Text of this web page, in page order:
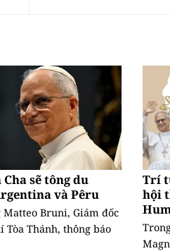
sẽ tông du
và Pêru
Matteo Bruni, Giám đốc
Tòa Thánh, thông báo
Trí
hội